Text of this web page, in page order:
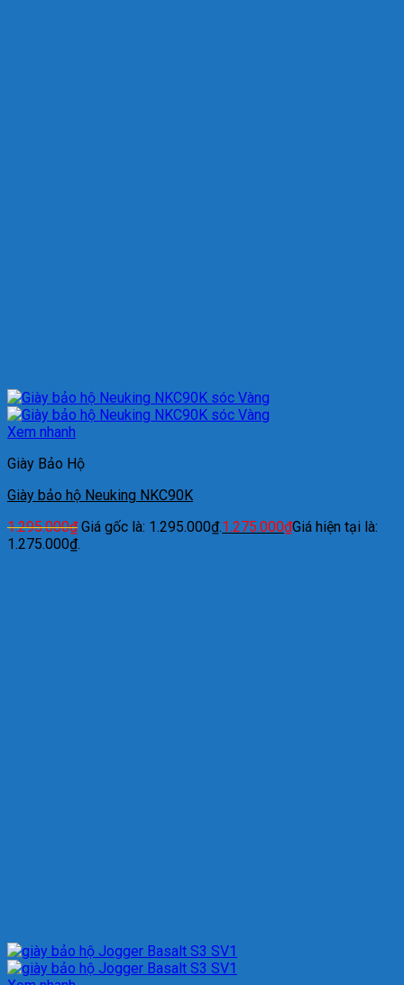
Xem nhanh
Giày Bảo Hộ
Giày bảo hộ Neuking NKC90K
1.295.000₫ Giá gốc là: 1.295.000₫.1.275.000₫Giá hiện tại là:
1.275.000₫.